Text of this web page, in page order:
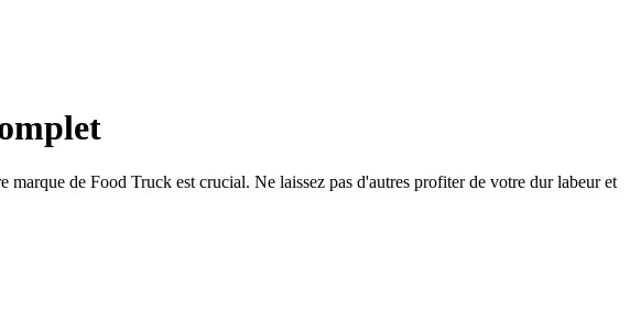
de Food Truck est crucial. Ne laissez pas d'autres profiter de votre dur labeur et